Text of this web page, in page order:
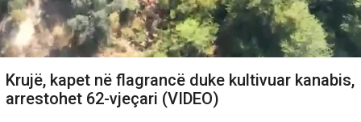
Krujë, kapet në flagrancë duke kultivuar kanabis,
arrestohet 62-vjeçari (VIDEO)